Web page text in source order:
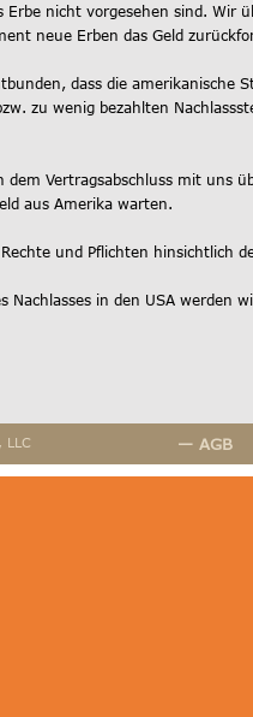
Erbe nicht vorgesehen sind. Wir
neue Erben das Geld
dass die amerikanische
zu wenig bezahlten
Vertragsabschluss mit uns
aus Amerika warten.
und Pflichten hinsichtlich
Nachlasses in den USA werden
— AGB